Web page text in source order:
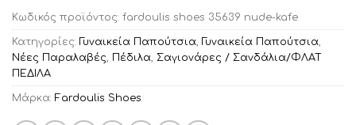
Κωδικός προϊόντος: fardoulis shoes 35639 nude-kafe
Κατηγορίες: Γυναικεία Παπούτσια, Γυναικεία Παπούτσια,
Νέες Παραλαβές, Πέδιλα, Σαγιονάρες / Σανδάλια/ΦΛΑΤ
ΠΕΔΙΛΑ
Μάρκα: Fardoulis Shoes